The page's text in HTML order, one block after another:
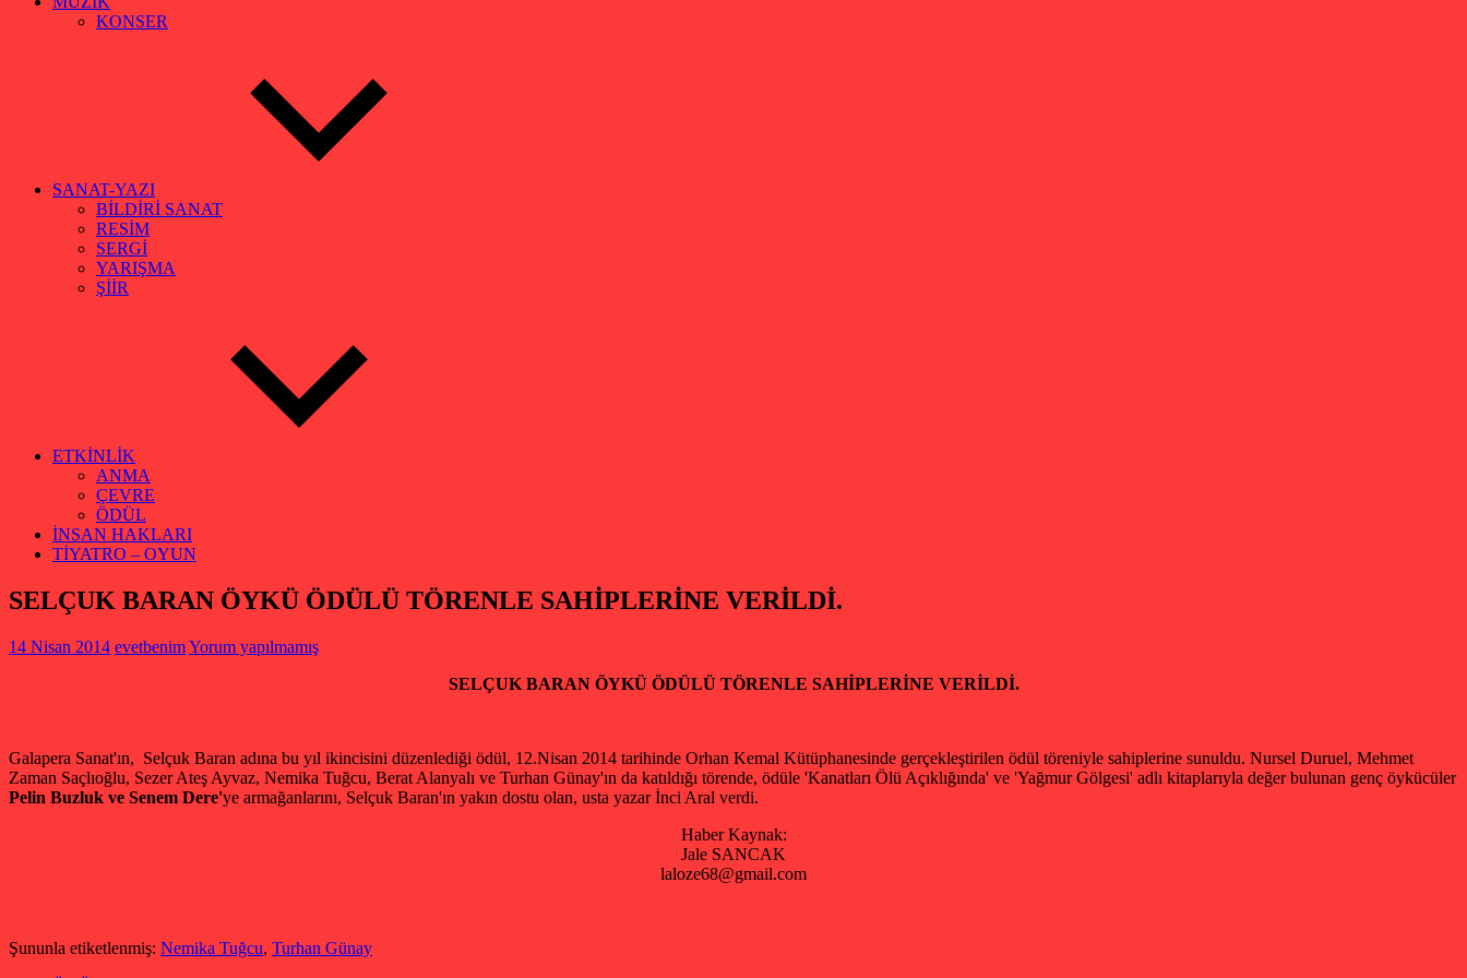
KONSER
SANAT-YAZI
BİLDİRİ SANAT
RESİM
SERGİ
YARIŞMA
ŞİİR
ETKİNLİK
ANMA
ÇEVRE
ÖDÜL
İNSAN HAKLARI
TİYATRO – OYUN
SELÇUK BARAN ÖYKÜ ÖDÜLÜ TÖRENLE SAHİPLERİNE VERİLDİ.
14 Nisan 2014 evetbenimYorum yapılmamış
SELÇUK BARAN ÖYKÜ ÖDÜLÜ TÖRENLE SAHİPLERİNE VERİLDİ.
Galapera Sanat'ın, Selçuk Baran adına bu yıl ikincisini düzenlediği ödül, 12.Nisan 2014 tarihinde Orhan Kemal Kütüphanesinde gerçekleştirilen ödül töreniyle sahiplerine sunuldu. Nursel Duruel, Mehmet
Zaman Saçlıoğlu, Sezer Ateş Ayvaz, Nemika Tuğcu, Berat Alanyalı ve Turhan Günay'ın da katıldığı törende, ödüle 'Kanatları Ölü Açıklığında' ve 'Yağmur Gölgesi' adlı kitaplarıyla değer bulunan genç öykücüler
Pelin Buzluk ve Senem Dere'ye armağanlarını, Selçuk Baran'ın yakın dostu olan, usta yazar İnci Aral verdi.
Haber Kaynak:
Jale SANCAK
laloze68@gmail.com
Şununla etiketlenmiş: Nemika Tuğcu, Turhan Günay